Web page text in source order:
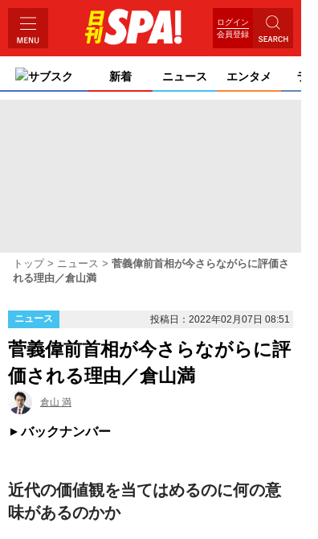
ログイン
会員登録
サブスク 新着 ニュース エンタメ ライ
トップ ニュース
菅義偉前首相が今さらながらに評価さ
れる理由／倉山満
ニュース 投稿日：2022年02月07日 08:51
菅義偉前首相が今さらながらに評
価される理由／倉山満
倉山 満
バックナンバー
近代の価値観を当てはめるのに何の意
味があるのかか